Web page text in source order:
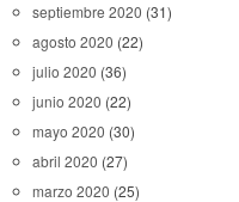
septiembre 2020 (31)
agosto 2020 (22)
julio 2020 (36)
junio 2020 (22)
mayo 2020 (30)
abril 2020 (27)
marzo 2020 (25)